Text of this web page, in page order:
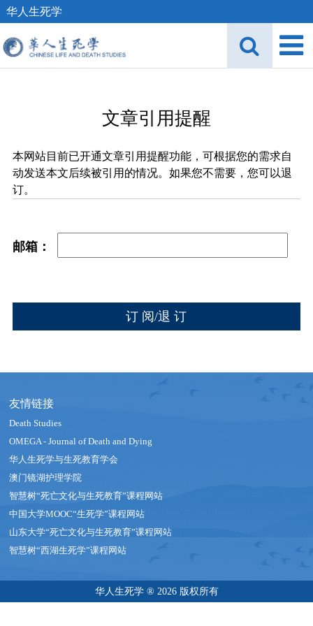
华人生死学
文章引用提醒
本网站目前已开通文章引用提醒功能，可根据您的需求自
动发送本文后续被引用的情况。如果您不需要，您可以退
订。
邮箱：
友情链接
Death Studies
OMEGA - Journal of Death and Dying
华人生死学与生死教育学会
澳门镜湖护理学院
智慧树“死亡文化与生死教育”课程网站
中国大学MOOC“生死学”课程网站
山东大学“死亡文化与生死教育”课程网站
智慧树“西湖生死学”课程网站
华人生死学 ® 2026 版权所有